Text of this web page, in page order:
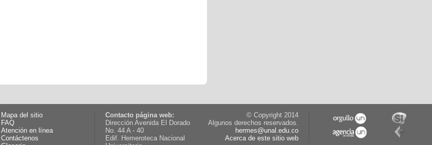
Mapa del sitio
FAQ
Atención en línea
Contáctenos
Contacto página web:
Dirección Avenida El Dorado
No. 44 A - 40
Edif. Hemeroteca Nacional
© Copyright 2014
Algunos derechos reservados.
hermes@unal.edu.co
Acerca de este sitio web